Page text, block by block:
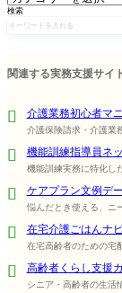
検索
関連する実務支援サイ
介護業務初心者マ
介護保険請求・介護業
機能訓練指導員ネ
機能訓練実務に特化し
ケアプラン文例デ
悩んだとき使える、ニ
在宅介護ごはんナ
在宅高齢者のための宅
高齢者くらし支援
シニア・高齢者の生活